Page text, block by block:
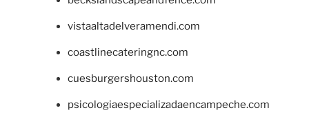
vistaaltadelveramendi.com
coastlinecateringnc.com
cuesburgershouston.com
psicologiaespecializadaencampeche.com